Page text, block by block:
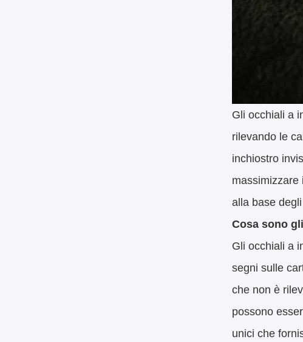
Gli occhiali a
rilevando le
inchiostro
massimizzare
alla base
Cosa sono
Gli occhiali a
segni sulle
che non è
possono
unici che